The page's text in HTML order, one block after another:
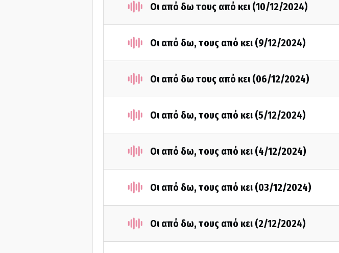
Οι από δω τους από κει (10/12/2024)
Οι από δω, τους από κει (9/12/2024)
Οι από δω τους από κει (06/12/2024)
Οι από δω, τους από κει (5/12/2024)
Οι από δω, τους από κει (4/12/2024)
Οι από δω, τους από κει (03/12/2024)
Οι από δω, τους από κει (2/12/2024)